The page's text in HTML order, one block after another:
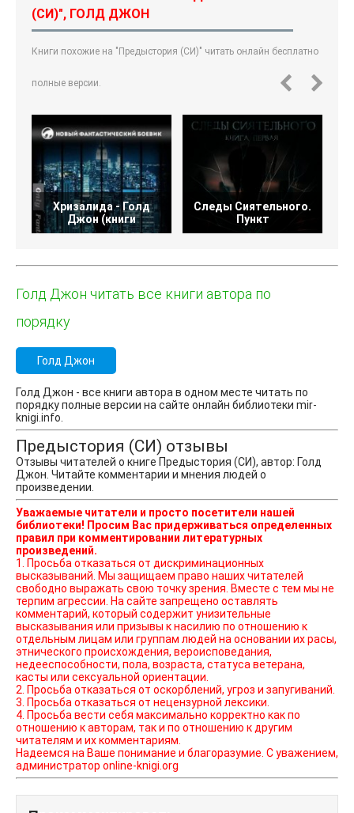
(СИ)", ГОЛД ДЖОН
Книги похожие на "Предыстория (СИ)" читать онлайн бесплатно
полные версии.
Хризалида - Голд
Джон (книги
Следы Сиятельного.
Пункт
Голд Джон читать все книги автора по
порядку
Голд Джон
Голд Джон - все книги автора в одном месте читать по
порядку полные версии на сайте онлайн библиотеки mir-
knigi.info.
Предыстория (СИ) отзывы
Отзывы читателей о книге Предыстория (СИ), автор: Голд
Джон. Читайте комментарии и мнения людей о
произведении.
Уважаемые читатели и просто посетители нашей
библиотеки! Просим Вас придерживаться определенных
правил при комментировании литературных
произведений.
1. Просьба отказаться от дискриминационных
высказываний. Мы защищаем право наших читателей
свободно выражать свою точку зрения. Вместе с тем мы не
терпим агрессии. На сайте запрещено оставлять
комментарий, который содержит унизительные
высказывания или призывы к насилию по отношению к
отдельным лицам или группам людей на основании их расы,
этнического происхождения, вероисповедания,
недееспособности, пола, возраста, статуса ветерана,
касты или сексуальной ориентации.
2. Просьба отказаться от оскорблений, угроз и запугиваний.
3. Просьба отказаться от нецензурной лексики.
4. Просьба вести себя максимально корректно как по
отношению к авторам, так и по отношению к другим
читателям и их комментариям.
Надеемся на Ваше понимание и благоразумие. С уважением,
администратор online-knigi.org